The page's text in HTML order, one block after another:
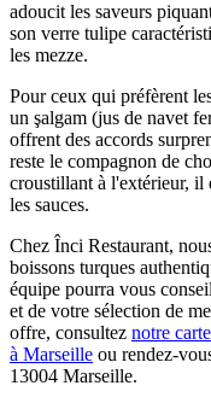
adoucit les saveurs
son verre tulipe
les mezze.
Pour ceux qui préfèrent
un şalgam (jus de navet
offrent des accords
reste le compagnon de
croustillant à l'extérieur, il
les sauces.
Chez Înci Restaurant,
boissons turques
équipe pourra vous
et de votre sélection de
offre, consultez notre carte
à Marseille ou rendez-
13004 Marseille.